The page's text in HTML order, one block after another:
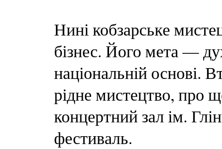
Нині кобзарське
бізнес. Його мета —
національній основі.
рідне мистецтво, про
концертний зал ім.
фестиваль.